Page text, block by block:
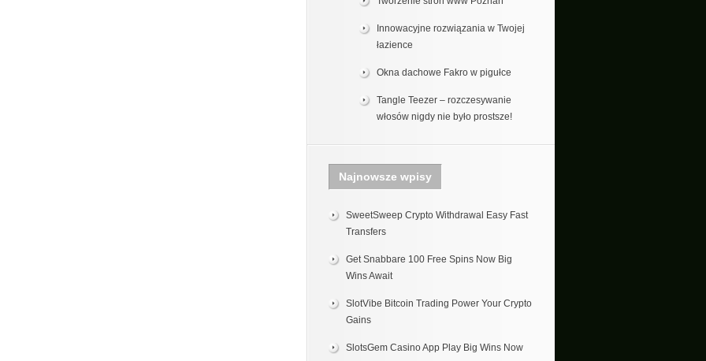
Innowacyjne rozwiązania w Twojej
łazience
Okna dachowe Fakro w pigułce
Tangle Teezer – rozczesywanie
włosów nigdy nie było prostsze!
Najnowsze wpisy
SweetSweep Crypto Withdrawal Easy Fast
Transfers
Get Snabbare 100 Free Spins Now Big
Wins Await
SlotVibe Bitcoin Trading Power Your Crypto
Gains
SlotsGem Casino App Play Big Wins Now